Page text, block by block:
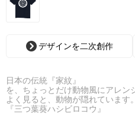
デザインを二次創作
日本の伝統『家紋』
を、ちょっとだけ動物風にアレン
よく見ると、動物が隠れています。
『三つ葉葵ハシビロコウ』